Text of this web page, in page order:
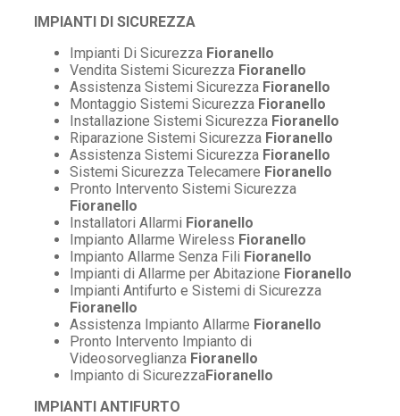
IMPIANTI DI SICUREZZA
Impianti Di Sicurezza Fioranello
Vendita Sistemi Sicurezza Fioranello
Assistenza Sistemi Sicurezza Fioranello
Montaggio Sistemi Sicurezza Fioranello
Installazione Sistemi Sicurezza Fioranello
Riparazione Sistemi Sicurezza Fioranello
Assistenza Sistemi Sicurezza Fioranello
Sistemi Sicurezza Telecamere Fioranello
Pronto Intervento Sistemi Sicurezza
Fioranello
Installatori Allarmi Fioranello
Impianto Allarme Wireless Fioranello
Impianto Allarme Senza Fili Fioranello
Impianti di Allarme per Abitazione Fioranello
Impianti Antifurto e Sistemi di Sicurezza
Fioranello
Assistenza Impianto Allarme Fioranello
Pronto Intervento Impianto di
Videosorveglianza Fioranello
Impianto di SicurezzaFioranello
IMPIANTI ANTIFURTO